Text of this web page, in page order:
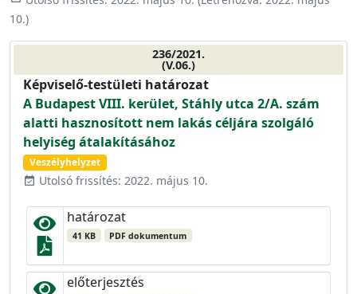
10.)
236/2021.
(V.06.)
Képviselő-testületi határozat
A Budapest VIII. kerület, Stáhly utca 2/A. szám
alatti hasznosított nem lakás céljára szolgáló
helyiség átalakításához
Veszélyhelyzet
event_available Utolsó frissítés: 2022. május 10.
határozat
41 KB PDF dokumentum
előterjesztés